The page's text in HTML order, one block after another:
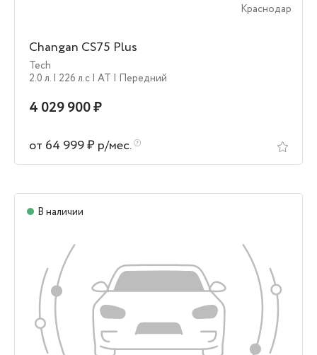
Краснодар
Changan CS75 Plus
Tech
2.0 л. | 226 л.c | AT | Передний
4 029 900 ₽
от 64 999 ₽ р/мес.
В наличии